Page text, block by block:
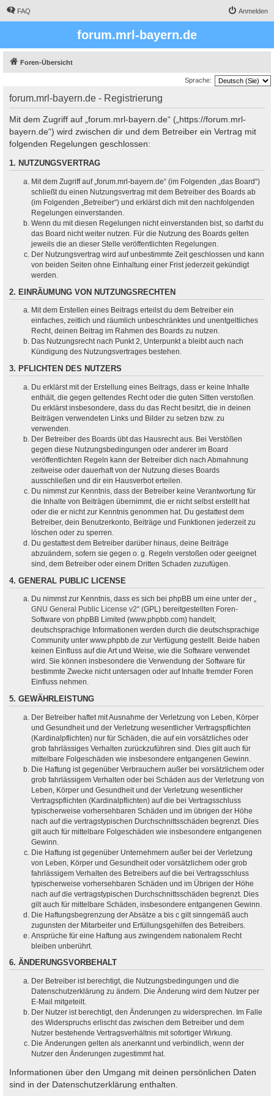
FAQ Anmelden
forum.mrl-bayern.de
Foren-Übersicht
Sprache:
forum.mrl-bayern.de - Registrierung
Mit dem Zugriff auf „forum.mrl-bayern.de“ („https://forum.mrl-
bayern.de“) wird zwischen dir und dem Betreiber ein Vertrag mit
folgenden Regelungen geschlossen:
1. NUTZUNGSVERTRAG
Mit dem Zugriff auf „forum.mrl-bayern.de“ (im Folgenden „das Board“)
schließt du einen Nutzungsvertrag mit dem Betreiber des Boards ab
(im Folgenden „Betreiber“) und erklärst dich mit den nachfolgenden
Regelungen einverstanden.
Wenn du mit diesen Regelungen nicht einverstanden bist, so darfst du
das Board nicht weiter nutzen. Für die Nutzung des Boards gelten
jeweils die an dieser Stelle veröffentlichten Regelungen.
Der Nutzungsvertrag wird auf unbestimmte Zeit geschlossen und kann
von beiden Seiten ohne Einhaltung einer Frist jederzeit gekündigt
werden.
2. EINRÄUMUNG VON NUTZUNGSRECHTEN
Mit dem Erstellen eines Beitrags erteilst du dem Betreiber ein
einfaches, zeitlich und räumlich unbeschränktes und unentgeltliches
Recht, deinen Beitrag im Rahmen des Boards zu nutzen.
Das Nutzungsrecht nach Punkt 2, Unterpunkt a bleibt auch nach
Kündigung des Nutzungsvertrages bestehen.
3. PFLICHTEN DES NUTZERS
Du erklärst mit der Erstellung eines Beitrags, dass er keine Inhalte
enthält, die gegen geltendes Recht oder die guten Sitten verstoßen.
Du erklärst insbesondere, dass du das Recht besitzt, die in deinen
Beiträgen verwendeten Links und Bilder zu setzen bzw. zu
verwenden.
Der Betreiber des Boards übt das Hausrecht aus. Bei Verstößen
gegen diese Nutzungsbedingungen oder anderer im Board
veröffentlichten Regeln kann der Betreiber dich nach Abmahnung
zeitweise oder dauerhaft von der Nutzung dieses Boards
ausschließen und dir ein Hausverbot erteilen.
Du nimmst zur Kenntnis, dass der Betreiber keine Verantwortung für
die Inhalte von Beiträgen übernimmt, die er nicht selbst erstellt hat
oder die er nicht zur Kenntnis genommen hat. Du gestattest dem
Betreiber, dein Benutzerkonto, Beiträge und Funktionen jederzeit zu
löschen oder zu sperren.
Du gestattest dem Betreiber darüber hinaus, deine Beiträge
abzuändern, sofern sie gegen o. g. Regeln verstoßen oder geeignet
sind, dem Betreiber oder einem Dritten Schaden zuzufügen.
4. GENERAL PUBLIC LICENSE
Du nimmst zur Kenntnis, dass es sich bei phpBB um eine unter der „
GNU General Public License v2“ (GPL) bereitgestellten Foren-
Software von phpBB Limited (www.phpbb.com) handelt;
deutschsprachige Informationen werden durch die deutschsprachige
Community unter www.phpbb.de zur Verfügung gestellt. Beide haben
keinen Einfluss auf die Art und Weise, wie die Software verwendet
wird. Sie können insbesondere die Verwendung der Software für
bestimmte Zwecke nicht untersagen oder auf Inhalte fremder Foren
Einfluss nehmen.
5. GEWÄHRLEISTUNG
Der Betreiber haftet mit Ausnahme der Verletzung von Leben, Körper
und Gesundheit und der Verletzung wesentlicher Vertragspflichten
(Kardinalpflichten) nur für Schäden, die auf ein vorsätzliches oder
grob fahrlässiges Verhalten zurückzuführen sind. Dies gilt auch für
mittelbare Folgeschäden wie insbesondere entgangenen Gewinn.
Die Haftung ist gegenüber Verbrauchern außer bei vorsätzlichem oder
grob fahrlässigem Verhalten oder bei Schäden aus der Verletzung von
Leben, Körper und Gesundheit und der Verletzung wesentlicher
Vertragspflichten (Kardinalpflichten) auf die bei Vertragsschluss
typischerweise vorhersehbaren Schäden und im übrigen der Höhe
nach auf die vertragstypischen Durchschnittsschäden begrenzt. Dies
gilt auch für mittelbare Folgeschäden wie insbesondere entgangenen
Gewinn.
Die Haftung ist gegenüber Unternehmern außer bei der Verletzung
von Leben, Körper und Gesundheit oder vorsätzlichem oder grob
fahrlässigem Verhalten des Betreibers auf die bei Vertragsschluss
typischerweise vorhersehbaren Schäden und im Übrigen der Höhe
nach auf die vertragstypischen Durchschnittsschäden begrenzt. Dies
gilt auch für mittelbare Schäden, insbesondere entgangenen Gewinn.
Die Haftungsbegrenzung der Absätze a bis c gilt sinngemäß auch
zugunsten der Mitarbeiter und Erfüllungsgehilfen des Betreibers.
Ansprüche für eine Haftung aus zwingendem nationalem Recht
bleiben unberührt.
6. ÄNDERUNGSVORBEHALT
Der Betreiber ist berechtigt, die Nutzungsbedingungen und die
Datenschutzerklärung zu ändern. Die Änderung wird dem Nutzer per
E-Mail mitgeteilt.
Der Nutzer ist berechtigt, den Änderungen zu widersprechen. Im Falle
des Widerspruchs erlischt das zwischen dem Betreiber und dem
Nutzer bestehende Vertragsverhältnis mit sofortiger Wirkung.
Die Änderungen gelten als anerkannt und verbindlich, wenn der
Nutzer den Änderungen zugestimmt hat.
Informationen über den Umgang mit deinen persönlichen Daten
sind in der Datenschutzerklärung enthalten.